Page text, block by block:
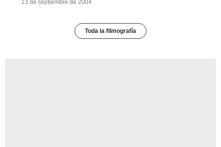
13 de septiembre de 2004
Toda la filmografía